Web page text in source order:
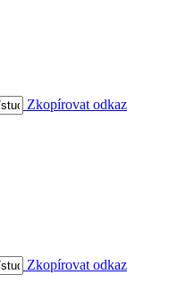
Zkopírovat odkaz
Zkopírovat odkaz